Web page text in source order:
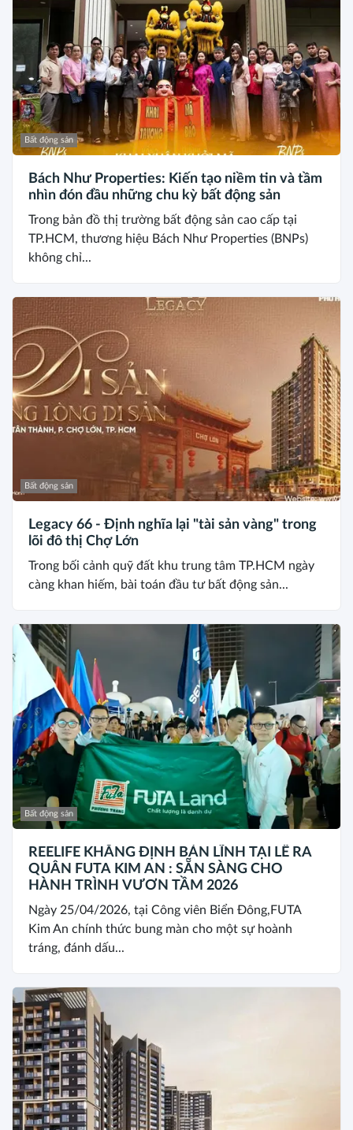
Bất động sản
Bách Như Properties: Kiến tạo niềm tin và tầm
nhìn đón đầu những chu kỳ bất động sản
Trong bản đồ thị trường bất động sản cao cấp tại
TP.HCM, thương hiệu Bách Như Properties (BNPs)
không chỉ...
Bất động sản
Legacy 66 - Định nghĩa lại "tài sản vàng" trong
lõi đô thị Chợ Lớn
Trong bối cảnh quỹ đất khu trung tâm TP.HCM ngày
càng khan hiếm, bài toán đầu tư bất động sản...
Bất động sản
REELIFE KHẲNG ĐỊNH BẢN LĨNH TẠI LỄ RA
QUÂN FUTA KIM AN : SẴN SÀNG CHO
HÀNH TRÌNH VƯƠN TẦM 2026
Ngày 25/04/2026, tại Công viên Biển Đông,FUTA
Kim An chính thức bung màn cho một sự hoành
tráng, đánh dấu...